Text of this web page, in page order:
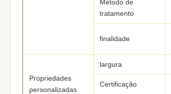
Método de
tratamento
finalidade
Propriedades
personalizadas
largura
Certificação